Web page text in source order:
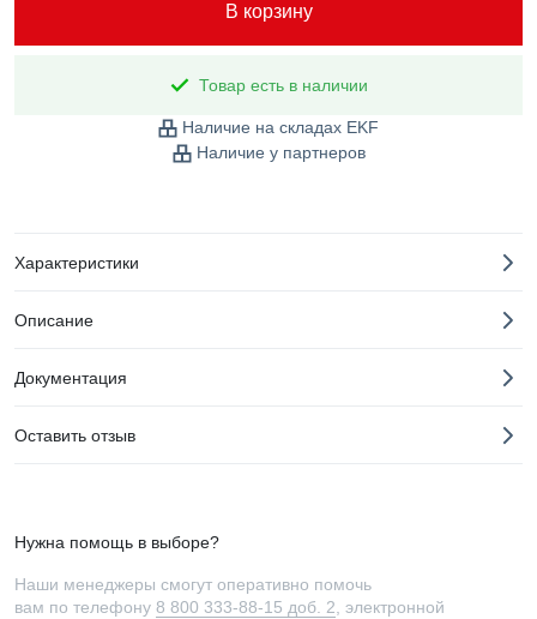
В корзину
Товар есть в наличии
Наличие на складах EKF
Наличие у партнеров
Характеристики
Описание
Документация
Оставить отзыв
Нужна помощь в выборе?
Наши менеджеры смогут оперативно помочь
вам по телефону 8 800 333-88-15 доб. 2 , электронной